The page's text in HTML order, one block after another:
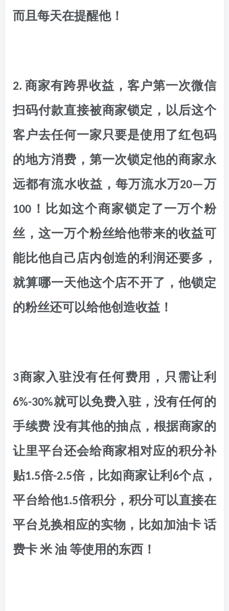
而且每天在提醒他！
2. 商家有跨界收益，客户第一次微信
扫码付款直接被商家锁定，以后这个
客户去任何一家只要是使用了红包码
的地方消费，第一次锁定他的商家永
远都有流水收益，每万流水万20—万
100！比如这个商家锁定了一万个粉
丝，这一万个粉丝给他带来的收益可
能比他自己店内创造的利润还要多，
就算哪一天他这个店不开了，他锁定
的粉丝还可以给他创造收益！
3商家入驻没有任何费用，只需让利
6%-30%就可以免费入驻，没有任何的
手续费 没有其他的抽点，根据商家的
让里平台还会给商家相对应的积分补
贴1.5倍-2.5倍，比如商家让利6个点，
平台给他1.5倍积分，积分可以直接在
平台兑换相应的实物，比如加油卡 话
费卡 米 油 等使用的东西！